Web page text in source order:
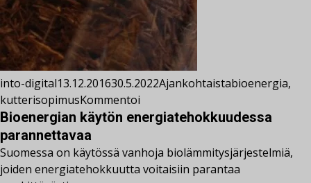
into-digital13.12.201630.5.2022Ajankohtaistabioenergia,
kutterisopimusKommentoi
Bioenergian käytön energiatehokkuudessa
parannettavaa
Suomessa on käytössä vanhoja biolämmitysjärjestelmiä,
joiden energiatehokkuutta voitaisiin parantaa